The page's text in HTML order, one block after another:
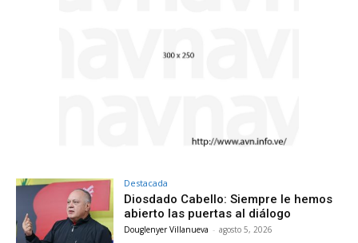
Destacada
Diosdado Cabello: Siempre le hemos
abierto las puertas al diálogo
Douglenyer Villanueva - agosto 5, 2026